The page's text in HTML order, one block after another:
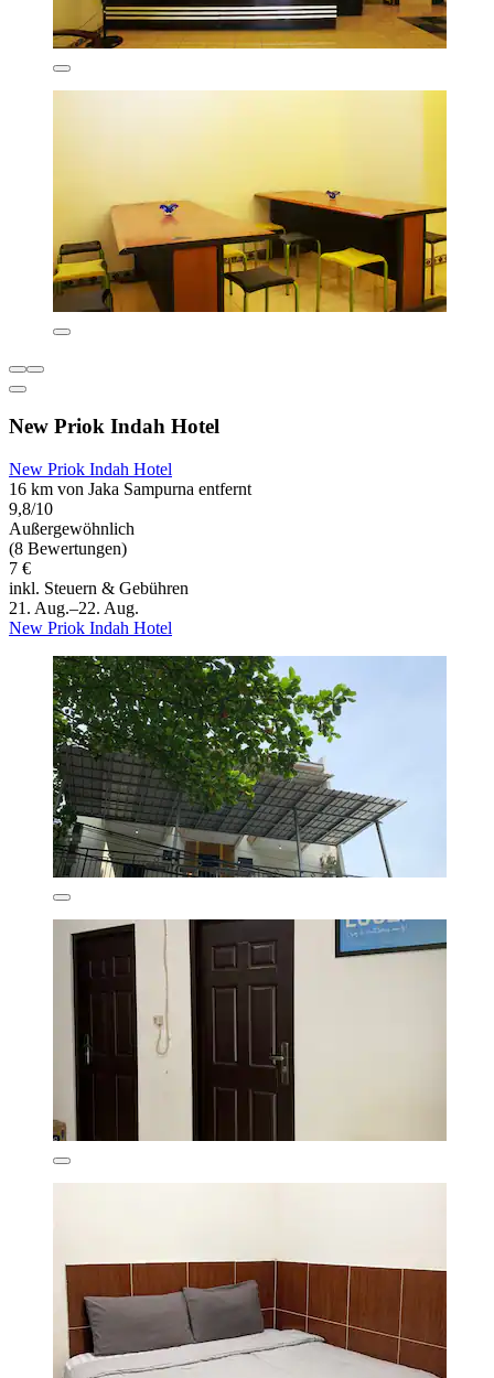
New Priok Indah Hotel
New Priok Indah Hotel
16 km von Jaka Sampurna entfernt
9,8/10
Außergewöhnlich
(8 Bewertungen)
7 €
inkl. Steuern & Gebühren
21. Aug.–22. Aug.
New Priok Indah Hotel